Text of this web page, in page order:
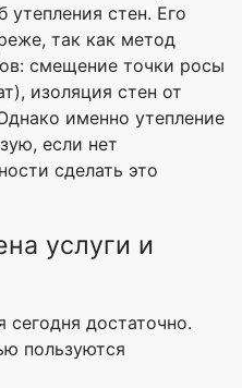
утепления стен. Его
так как метод
смещение точки росы
изоляция стен от
именно утепление
если нет
сделать это
услуги и
сегодня достаточно.
пользуются